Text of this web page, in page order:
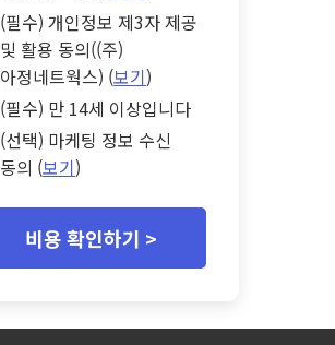
(필수) 개인정보 제3자 제공
및 활용 동의((주)
아정네트웍스) (보기)
(필수) 만 14세 이상입니다
(선택) 마케팅 정보 수신
동의 (보기)
비용 확인하기 >